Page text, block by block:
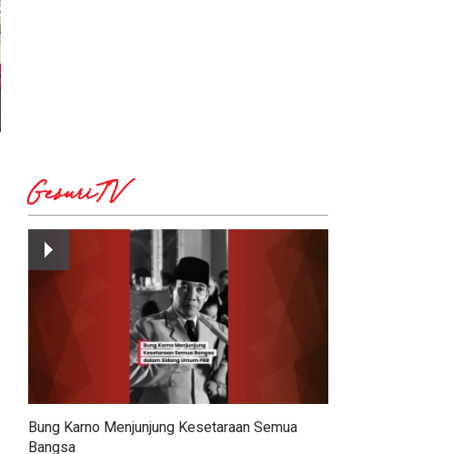
Penerbitan Obligasi Rp5,2 T,
Minta Fokus Proyek Produktif
dan Transparan
Antoro Dorong Kolaborasi
GesuriTV
Bung Karno Menjunjung Kesetaraan Semua
Bangsa